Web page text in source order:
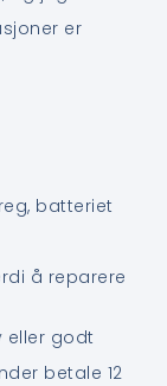
er
batteriet
å reparere
eller godt
betale 12